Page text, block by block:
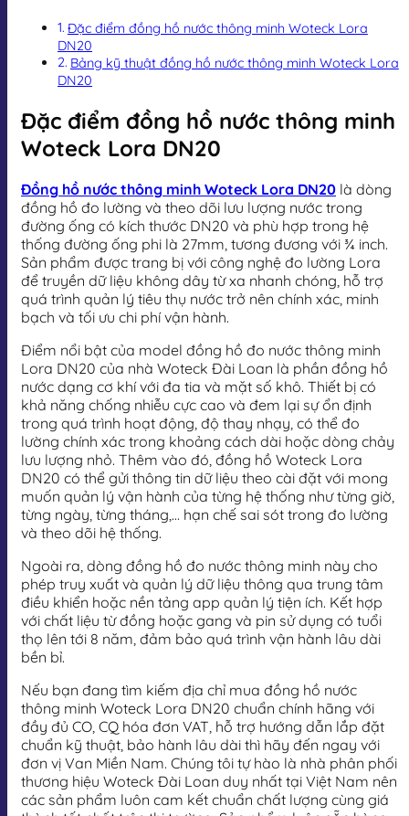
Đặc điểm đồng hồ nước thông minh Woteck Lora
DN20
Bảng kỹ thuật đồng hồ nước thông minh Woteck Lora
DN20
Đặc điểm đồng hồ nước thông minh
Woteck Lora DN20
Đồng hồ nước thông minh Woteck Lora DN20 là dòng
đồng hồ đo lường và theo dõi lưu lượng nước trong
đường ống có kích thước DN20 và phù hợp trong hệ
thống đường ống phi là 27mm, tương đương với ¾ inch.
Sản phẩm được trang bị với công nghệ đo lường Lora
để truyền dữ liệu không dây từ xa nhanh chóng, hỗ trợ
quá trình quản lý tiêu thụ nước trở nên chính xác, minh
bạch và tối ưu chi phí vận hành.
Điểm nổi bật của model đồng hồ đo nước thông minh
Lora DN20 của nhà Woteck Đài Loan là phần đồng hồ
nước dạng cơ khí với đa tia và mặt số khô. Thiết bị có
khả năng chống nhiễu cực cao và đem lại sự ổn định
trong quá trình hoạt động, độ thay nhạy, có thể đo
lường chính xác trong khoảng cách dài hoặc dòng chảy
lưu lượng nhỏ. Thêm vào đó, đồng hồ Woteck Lora
DN20 có thể gửi thông tin dữ liệu theo cài đặt với mong
muốn quản lý vận hành của từng hệ thống như từng giờ,
từng ngày, từng tháng,… hạn chế sai sót trong đo lường
và theo dõi hệ thống.
Ngoài ra, dòng đồng hồ đo nước thông minh này cho
phép truy xuất và quản lý dữ liệu thông qua trung tâm
điều khiển hoặc nền tảng app quản lý tiện ích. Kết hợp
với chất liệu từ đồng hoặc gang và pin sử dụng có tuổi
thọ lên tới 8 năm, đảm bảo quá trình vận hành lâu dài
bền bỉ.
Nếu bạn đang tìm kiếm địa chỉ mua đồng hồ nước
thông minh Woteck Lora DN20 chuẩn chính hãng với
đầy đủ CO, CQ hóa đơn VAT, hỗ trợ hướng dẫn lắp đặt
chuẩn kỹ thuật, bảo hành lâu dài thì hãy đến ngay với
đơn vị Van Miền Nam. Chúng tôi tự hào là nhà phân phối
thương hiệu Woteck Đài Loan duy nhất tại Việt Nam nên
các sản phẩm luôn cam kết chuẩn chất lượng cùng giá